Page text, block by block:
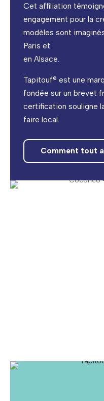
Cet affiliation
engagement pour la
modèles sont
Paris et
en Alsace.
Tapitouf® est une
fondée sur un brevet
certification souligne
faire local.
Comment tout